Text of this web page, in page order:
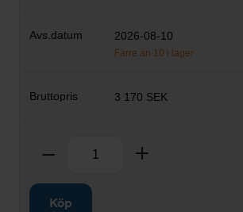
2026-08-10
Färre än 10 i lager
3 170 SEK
Ta bort
Köp